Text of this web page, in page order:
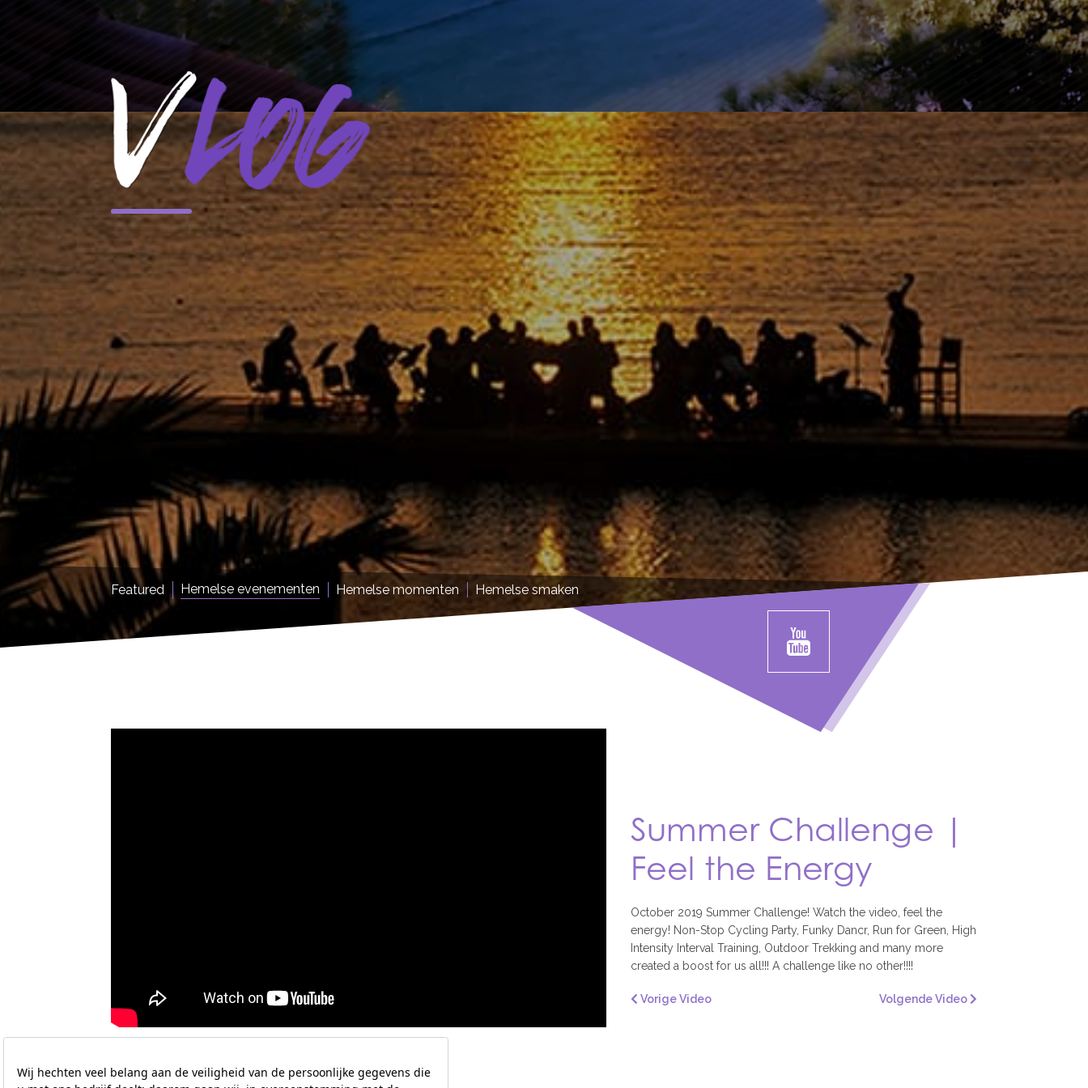
Featured Hemelse evenementen Hemelse momenten Hemelse smaken
Summer Challenge |
Feel the Energy
October 2019 Summer Challenge! Watch the video, feel the
energy! Non-Stop Cycling Party, Funky Dancr, Run for Green, High
Intensity Interval Training, Outdoor Trekking and many more
created a boost for us all!!! A challenge like no other!!!!
Vorige Video Volgende Video